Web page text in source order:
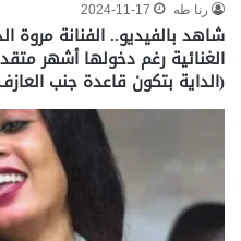
رنا طه 2024-11-17
شاهد بالفيديو.. الفنانة مروة
الغنائية رغم دخولها أشهر
(الداية بتكون قاعدة جنب